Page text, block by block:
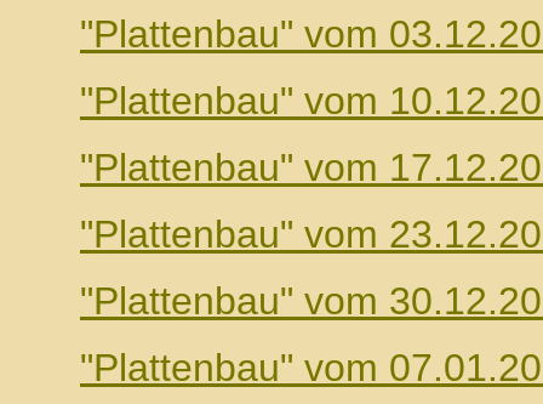
"Plattenbau" vom
"Plattenbau" vom
"Plattenbau" vom
"Plattenbau" vom
"Plattenbau" vom
"Plattenbau" vom